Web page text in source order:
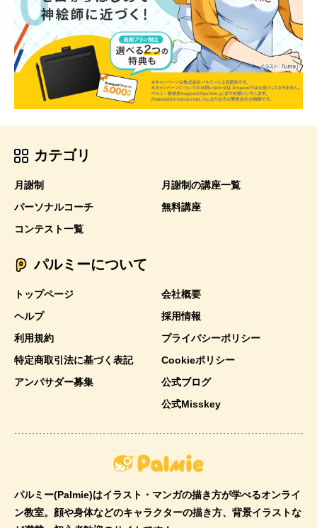
カテゴリ
月謝制
月謝制の講座一覧
パーソナルコーチ
無料講座
コンテスト一覧
パルミーについて
トップページ
会社概要
ヘルプ
採用情報
利用規約
プライバシーポリシー
特定商取引法に基づく表記
Cookieポリシー
アンバサダー募集
公式ブログ
公式Misskey
パルミー(Palmie)はイラスト・マンガの描き方が学べるオンライ
ン教室。顔や身体などのキャラクターの描き方、背景イラストな